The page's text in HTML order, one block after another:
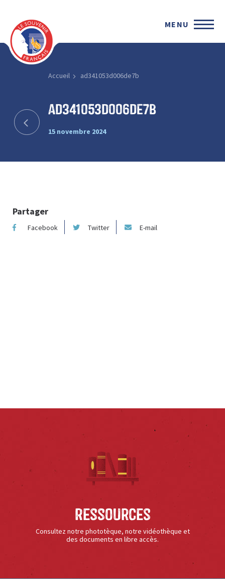
MENU
Accueil ad341053d006de7b
ad341053d006de7b
15 novembre 2024
Partager
Facebook Twitter E-mail
Ressources
Consultez notre phototèque, notre vidéothèque et
des documents en libre accès.